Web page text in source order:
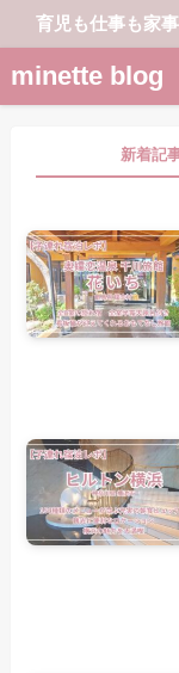
育児も仕事も家
minette blog
新着記